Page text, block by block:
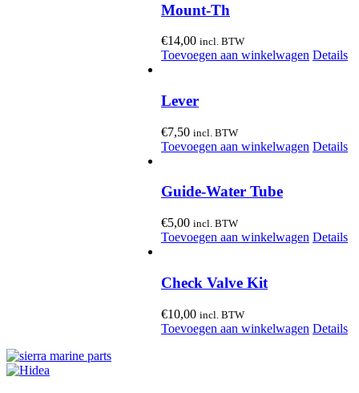
Mount-Th
€14,00 incl. BTW
Toevoegen aan winkelwagen Details
Lever
€7,50 incl. BTW
Toevoegen aan winkelwagen Details
Guide-Water Tube
€5,00 incl. BTW
Toevoegen aan winkelwagen Details
Check Valve Kit
€10,00 incl. BTW
Toevoegen aan winkelwagen Details